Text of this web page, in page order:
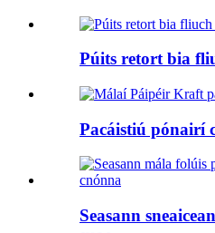
Púits retort bia
Pacáistiú pónairí
Seasann